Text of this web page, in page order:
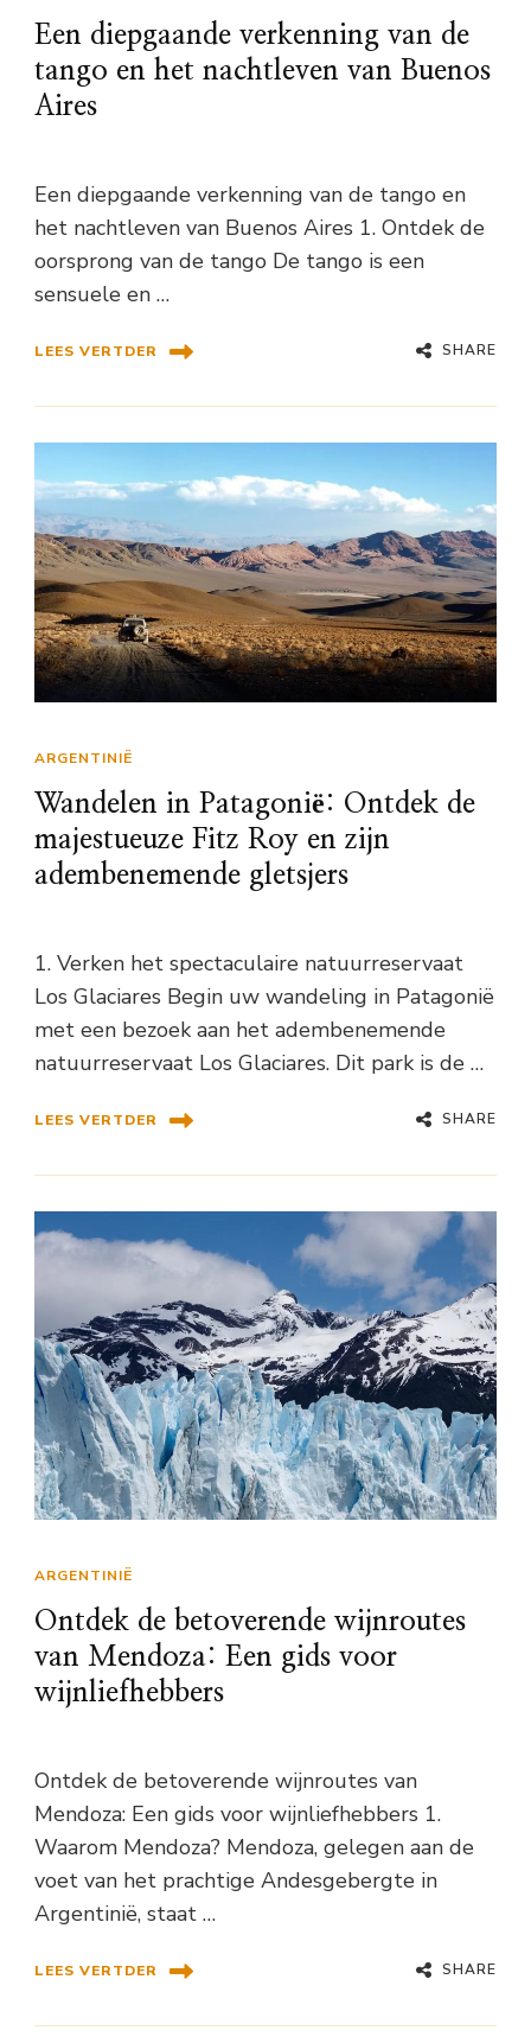
Een diepgaande verkenning van de
tango en het nachtleven van Buenos
Aires
Een diepgaande verkenning van de tango en
het nachtleven van Buenos Aires 1. Ontdek de
oorsprong van de tango De tango is een
sensuele en …
LEES VERTDER SHARE
ARGENTINIË
Wandelen in Patagonië: Ontdek de
majestueuze Fitz Roy en zijn
adembenemende gletsjers
1. Verken het spectaculaire natuurreservaat
Los Glaciares Begin uw wandeling in Patagonië
met een bezoek aan het adembenemende
natuurreservaat Los Glaciares. Dit park is de …
LEES VERTDER SHARE
ARGENTINIË
Ontdek de betoverende wijnroutes
van Mendoza: Een gids voor
wijnliefhebbers
Ontdek de betoverende wijnroutes van
Mendoza: Een gids voor wijnliefhebbers 1.
Waarom Mendoza? Mendoza, gelegen aan de
voet van het prachtige Andesgebergte in
Argentinië, staat …
LEES VERTDER SHARE